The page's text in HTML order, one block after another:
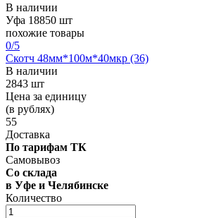
В наличии
Уфа 18850 шт
похожие товары
0/5
Скотч 48мм*100м*40мкр (36)
В наличии
2843 шт
Цена за единицу
(в рублях)
55
Доставка
По тарифам ТК
Самовывоз
Со склада
в Уфе и Челябинске
Количество